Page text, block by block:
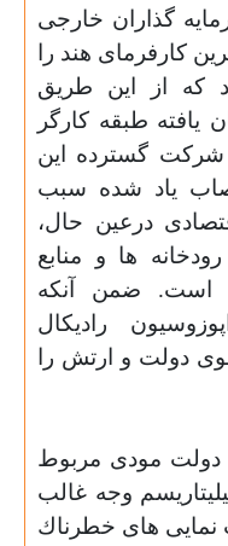
گذاران خارجى
كارفرماى هند را
كه از اين طريق
طبقه كارگر
گسترده اين
ياد شده سبب
درعين حال،
ها و منابع
است. ضمن آنكه
راديكال
دولت و ارتش را
دولت مودى مربوط
وجه غالب
هاى خطرناك